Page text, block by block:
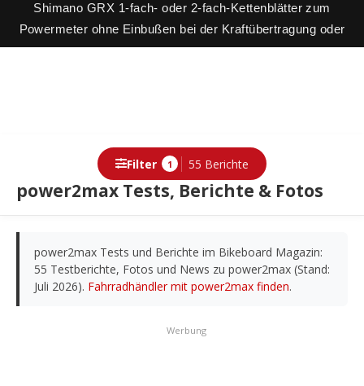
Shimano GRX 1-fach- oder 2-fach-Kettenblätter zum
Powermeter ohne Einbußen bei der Kraftübertragung oder
Schaltperformance.
power2max Tests, Berichte & Fotos
Filter 1 55 Berichte
Berichte
power2max Tests und Berichte im Bikeboard Magazin:
55 Testberichte, Fotos und News zu power2max (Stand:
Juli 2026). Fahrradhändler mit power2max finden.
Werbung